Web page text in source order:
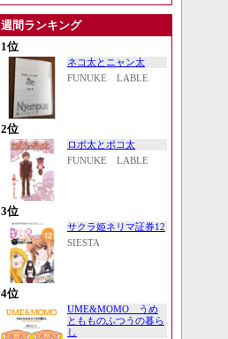
週間ランキング
1位
ネコ太とニャン太
FUNUKE LABLE
2位
ロボ太とポコ太
FUNUKE LABLE
3位
サクラ姫ネリマ証券12
SIESTA
4位
UME&MOMO うめ
ともものふつうの暮ら
し